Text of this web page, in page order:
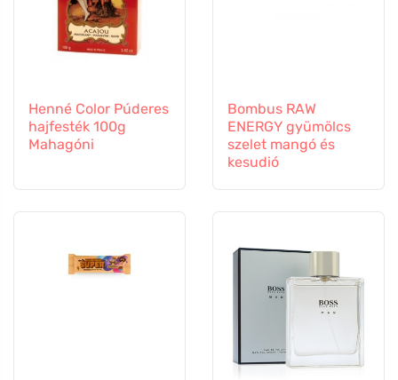
Henné Color Púderes
hajfesték 100g
Mahagóni
Bombus RAW
ENERGY gyümölcs
szelet mangó és
kesudió